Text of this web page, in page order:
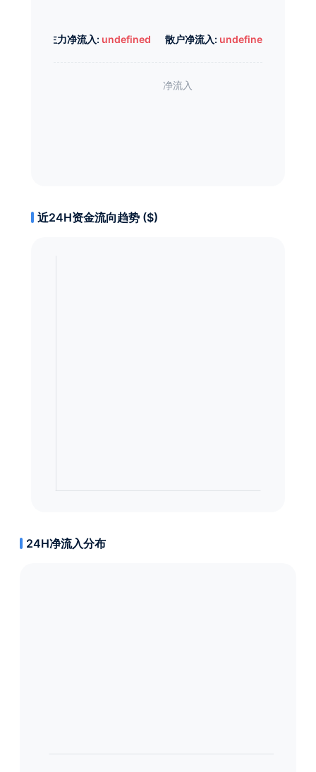
主力净流入: undefined 散户净流入: undefined
近24H资金流向趋势 ($)
24H净流入分布